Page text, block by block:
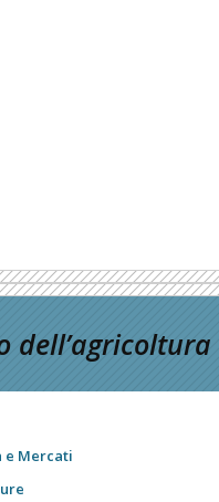
dell’agricoltura
e Mercati